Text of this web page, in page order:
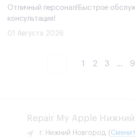
Отличный персонал!Быстрое
консультация!
01 Августа 2026
1 2 3 ...
Repair My Apple
г. Нижний Новгород (